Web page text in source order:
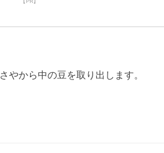
さやから中の豆を取り出します。